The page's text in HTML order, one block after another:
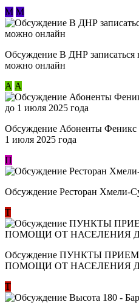
М М
Обсуждение В ДНР
можно онлайн
А А
Обсуждение Абоненты Феникс
1 июля 2025 года
П
Обсуждение Ресторан Хмели-
Т
Обсуждение ​ПУНКТЫ
ПОМОЩИ ОТ НАСЕЛЕНИЯ
Т